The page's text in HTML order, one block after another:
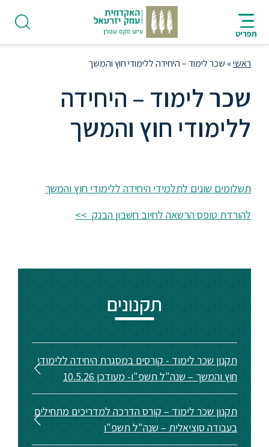
לתוכן
מרכזי
העמוד
תפריט
HE
פודקאסט
ראשון
ללימודי
המרכז
אקדמי
ראשי» שכר לימוד – היחידה ללימודי חוץ והמשך
שכר לימוד – היחידה
ללימודי חוץ והמשך
תשלומים שונים לתלמידי היחידה ללימודי חוץ והמשך
להורדת טופס הרשאה לחיוב חשבון הבנק >>
תקנונים
תקנון שכר לימוד - קורסים במסגרת היחידה ללימודי
חוץ והמשך – שנה"ל תשפ"ו- מעודכן 10.5.26
תקנון שכר לימוד – קורס הדרכה למדריכים מתחילים
בעבודה סוציאלית – שנה"ל תשפ"ו